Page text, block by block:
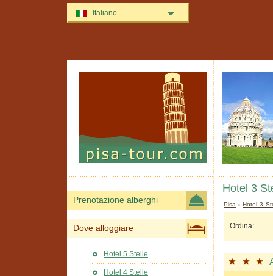
Hotel 3
Pisa ›Hotel 3
Ordina:
Prenotazione alberghi
Dove alloggiare
Hotel 5 Stelle
Hotel 4 Stelle
Italiano